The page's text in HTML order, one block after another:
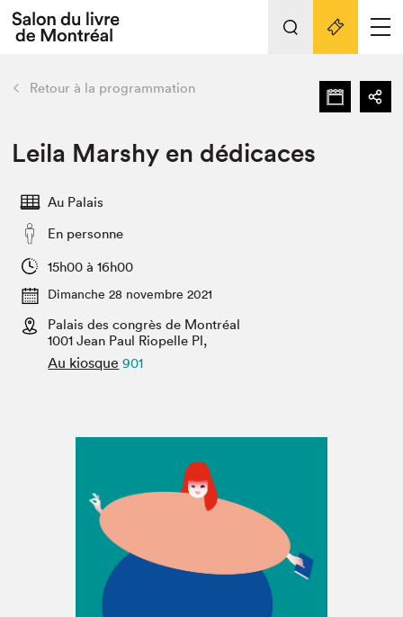
Espace médias
Espace exposant⋅e⋅s
Tout sur l'édition 2022
Actualités
Vidéos et Balados
Club de lecture Braindate
retour Nos activités
Édition 2022
Planifier sa visite
Projets partenaires 2022
Archives
Liens pratiques
Retour à la programmation
Leila Marshy en dédicaces
Au Palais
En personne
15h00 à 16h00
Dimanche 28 novembre 2021
Palais des congrès de Montréal
1001 Jean Paul Riopelle Pl,
Au kiosque 901